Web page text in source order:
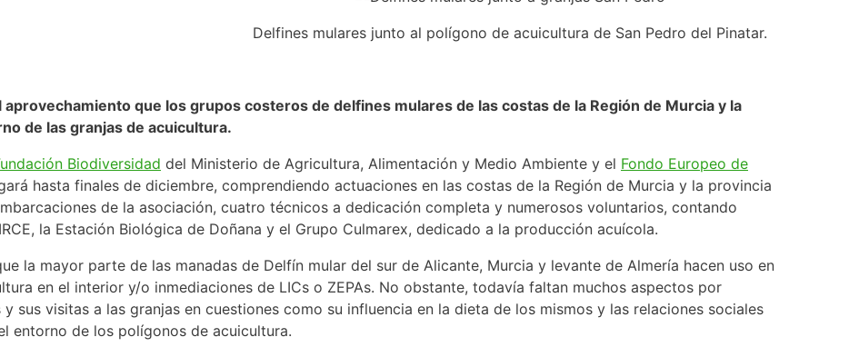
Delfines mulares junto al polígono de acuicultura de San Pedro del Pinatar.
que los grupos costeros de delfines mulares de las costas de la Región de Murcia y la
de las granjas de acuicultura.
Biodiversidad del Ministerio de Agricultura, Alimentación y Medio Ambiente y el Fondo Europeo de
hasta finales de diciembre, comprendiendo actuaciones en las costas de la Región de Murcia y la provincia
de la asociación, cuatro técnicos a dedicación completa y numerosos voluntarios, contando
la Estación Biológica de Doñana y el Grupo Culmarex, dedicado a la producción acuícola.
la mayor parte de las manadas de Delfín mular del sur de Alicante, Murcia y levante de Almería hacen uso en
en el interior y/o inmediaciones de LICs o ZEPAs. No obstante, todavía faltan muchos aspectos por
sus visitas a las granjas en cuestiones como su influencia en la dieta de los mismos y las relaciones sociales
entorno de los polígonos de acuicultura.